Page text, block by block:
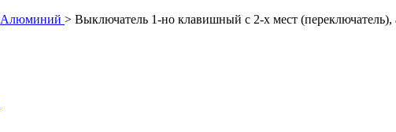
Алюминий > Выключатель 1-но клавишный с 2-х мест